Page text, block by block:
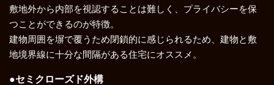
敷地外から内部を視認することは難しく、プライバシーを保
つことができるのが特徴。
建物周囲を塀で覆うため閉鎖的に感じられるため、建物と敷
地境界線に十分な間隔がある住宅にオススメ。
●セミクローズド外構